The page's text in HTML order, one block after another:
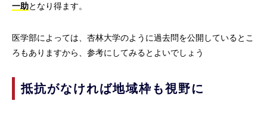
一助となり得ます。
医学部によっては、杏林大学のように過去問を公開しているとこ
ろもありますから、参考にしてみるとよいでしょう
抵抗がなければ地域枠も視野に